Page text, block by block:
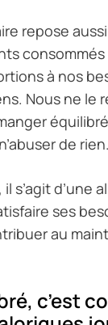
repose
à nos
Nous ne le
de rien.
il s’agit d’une
ses
au
c’est